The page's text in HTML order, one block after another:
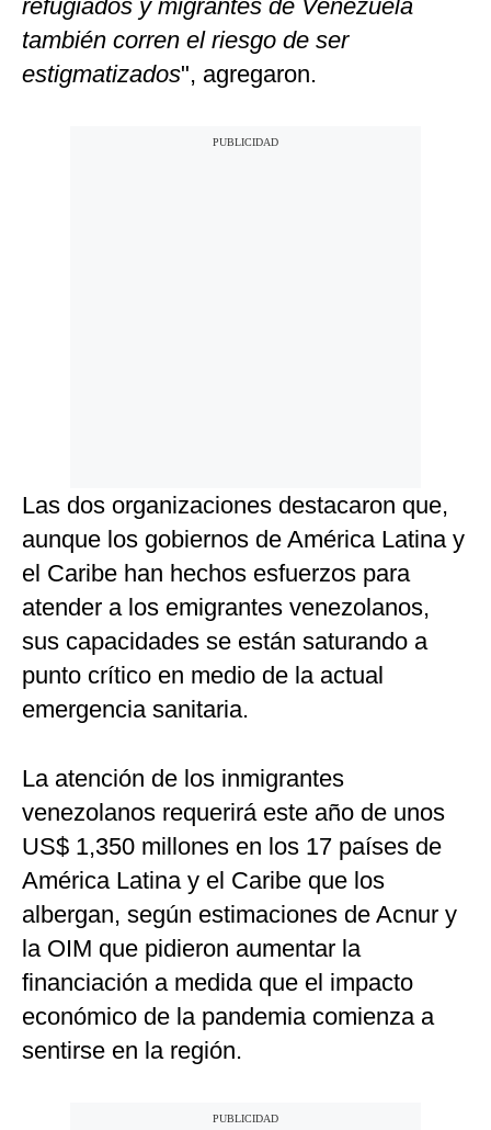
refugiados y migrantes de Venezuela
también corren el riesgo de ser
estigmatizados", agregaron.
Las dos organizaciones destacaron que,
aunque los gobiernos de América Latina y
el Caribe han hechos esfuerzos para
atender a los emigrantes venezolanos,
sus capacidades se están saturando a
punto crítico en medio de la actual
emergencia sanitaria.
La atención de los inmigrantes
venezolanos requerirá este año de unos
US$ 1,350 millones en los 17 países de
América Latina y el Caribe que los
albergan, según estimaciones de Acnur y
la OIM que pidieron aumentar la
financiación a medida que el impacto
económico de la pandemia comienza a
sentirse en la región.